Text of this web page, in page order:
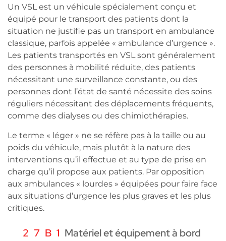
Un VSL est un véhicule spécialement conçu et
équipé pour le transport des patients dont la
situation ne justifie pas un transport en ambulance
classique, parfois appelée « ambulance d’urgence ».
Les patients transportés en VSL sont généralement
des personnes à mobilité réduite, des patients
nécessitant une surveillance constante, ou des
personnes dont l’état de santé nécessite des soins
réguliers nécessitant des déplacements fréquents,
comme des dialyses ou des chimiothérapies.
Le terme « léger » ne se réfère pas à la taille ou au
poids du véhicule, mais plutôt à la nature des
interventions qu’il effectue et au type de prise en
charge qu’il propose aux patients. Par opposition
aux ambulances « lourdes » équipées pour faire face
aux situations d’urgence les plus graves et les plus
critiques.
Matériel et équipement à bord